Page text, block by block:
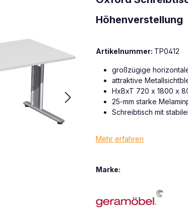
Höhenverstellung
Artikelnummer: TP0412
großzügige
attraktive
HxBxT 720 x 1800 x
25-mm starke
Schreibtisch mit
Mehr erfahren
Marke: